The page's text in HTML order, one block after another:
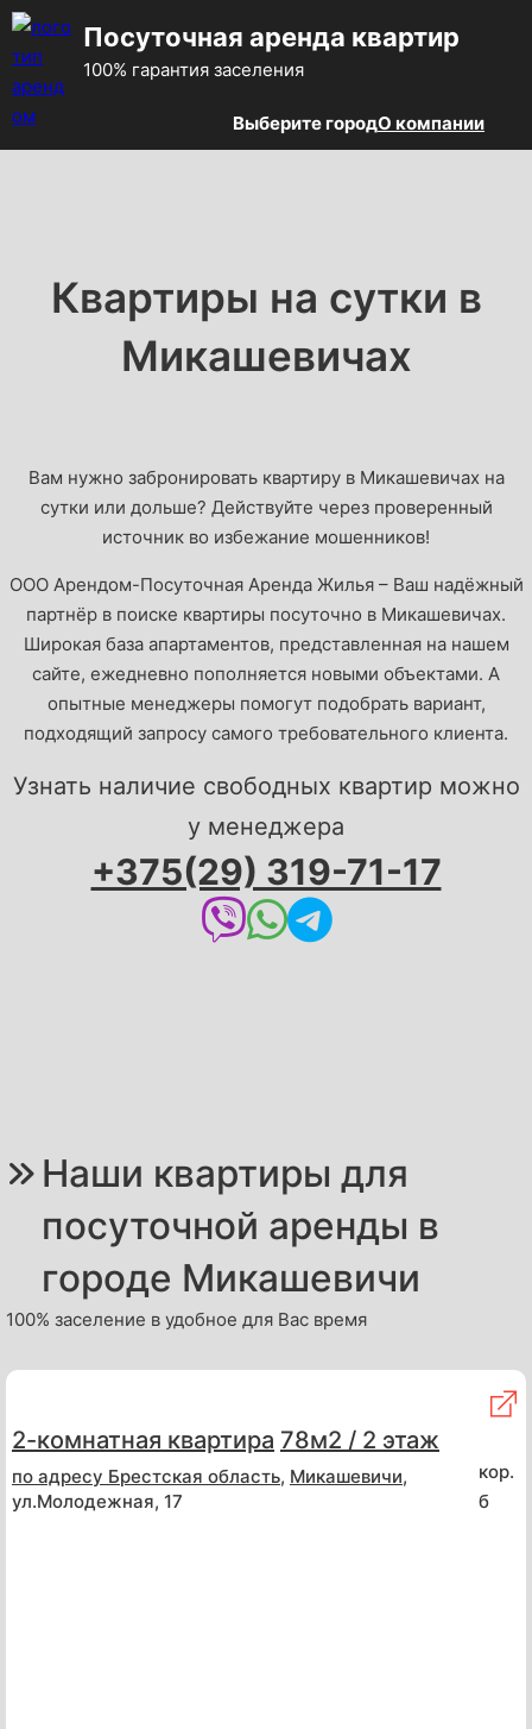
Посуточная аренда квартир
100% гарантия заселения
Выберите городО компании
Квартиры на сутки в
Микашевичах
Вам нужно забронировать квартиру в Микашевичах на
сутки или дольше? Действуйте через проверенный
источник во избежание мошенников!
OOO Арендом-Посуточная Аренда Жилья – Ваш надёжный
партнёр в поиске квартиры посуточно в Микашевичах.
Широкая база апартаментов, представленная на нашем
сайте, ежедневно пополняется новыми объектами. А
опытные менеджеры помогут подобрать вариант,
подходящий запросу самого требовательного клиента.
Узнать наличие свободных квартир можно
у менеджера
+375(29) 319-71-17
Наши квартиры для
посуточной аренды в
городе Микашевичи
100% заселение в удобное для Вас время
2-комнатная квартира 78м2 / 2 этаж
по адресу Брестская область, Микашевичи,
ул.Молодежная, 17
кор.
б